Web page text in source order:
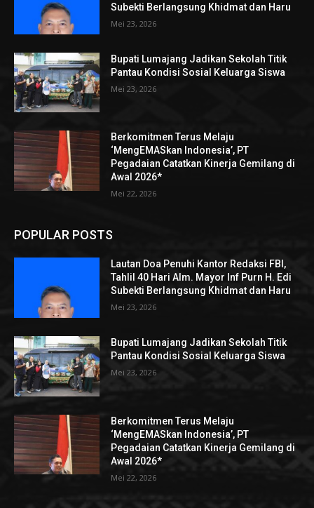
Subekti Berlangsung Khidmat dan Haru
Mei 23, 2026
Bupati Lumajang Jadikan Sekolah Titik
Pantau Kondisi Sosial Keluarga Siswa
Mei 23, 2026
Berkomitmen Terus Melaju
‘MengEMASkan Indonesia’, PT
Pegadaian Catatkan Kinerja Gemilang di
Awal 2026*
Mei 22, 2026
POPULAR POSTS
Lautan Doa Penuhi Kantor Redaksi FBI,
Tahlil 40 Hari Alm. Mayor Inf Purn H. Edi
Subekti Berlangsung Khidmat dan Haru
Mei 23, 2026
Bupati Lumajang Jadikan Sekolah Titik
Pantau Kondisi Sosial Keluarga Siswa
Mei 23, 2026
Berkomitmen Terus Melaju
‘MengEMASkan Indonesia’, PT
Pegadaian Catatkan Kinerja Gemilang di
Awal 2026*
Mei 22, 2026